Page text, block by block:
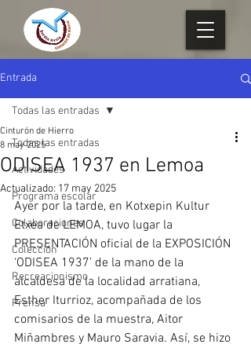
Entrada
Todas las entradas
Actividades
Programa escolar
Colaboraciones
Colección
Recreacionismo
Prensa
Todas las entradas
ODISEA 1937 en Lemoa
Cinturón de Hierro
8 may 2025
Actualizado: 17 may 2025
Ayer por la tarde, en Kotxepin Kultur
Etxea de LEMOA, tuvo lugar la
PRESENTACIÓN oficial de la EXPOSICIÓN
‘ODISEA 1937’ de la mano de la
alcaldesa de la localidad arratiana,
Esther Iturrioz, acompañada de los
comisarios de la muestra, Aitor
Miñambres y Mauro Saravia. Así, se hizo